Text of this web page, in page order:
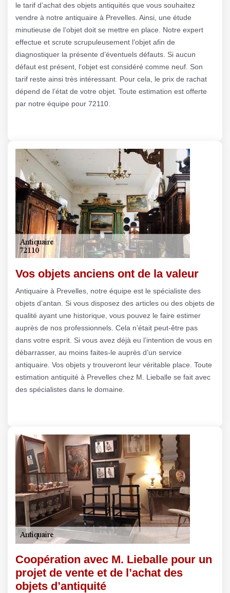
le tarif d’achat des objets antiquités que vous souhaitez
vendre à notre antiquaire à Prevelles. Ainsi, une étude
minutieuse de l’objet doit se mettre en place. Notre expert
effectue et scrute scrupuleusement l’objet afin de
diagnostiquer la présente d’éventuels défauts. Si aucun
défaut est présent, l’objet est considéré comme neuf. Son
tarif reste ainsi très intéressant. Pour cela, le prix de rachat
dépend de l’état de votre objet. Toute estimation est offerte
par notre équipe pour 72110.
Vos objets anciens ont de la valeur
Antiquaire à Prevelles, notre équipe est le spécialiste des
objets d’antan. Si vous disposez des articles ou des objets de
qualité ayant une historique, vous pouvez le faire estimer
auprès de nos professionnels. Cela n’était peut-être pas
dans votre esprit. Si vous avez déjà eu l’intention de vous en
débarrasser, au moins faites-le auprès d’un service
antiquaire. Vos objets y trouveront leur véritable place. Toute
estimation antiquité à Prevelles chez M. Lieballe se fait avec
des spécialistes dans le domaine.
Coopération avec M. Lieballe pour un
projet de vente et de l’achat des
objets d’antiquité